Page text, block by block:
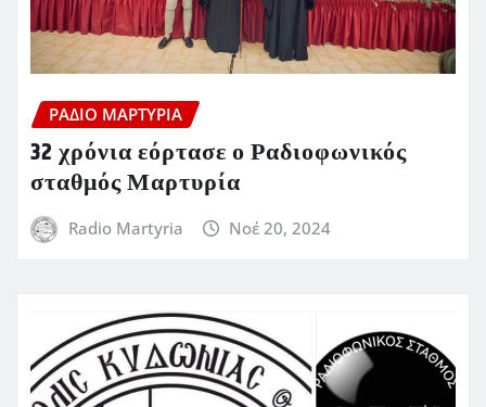
ΡΆΔΙΟ ΜΑΡΤΥΡΊΑ
32 χρόνια εόρτασε ο Ραδιοφωνικός
σταθμός Μαρτυρία
Radio Martyria Νοέ 20, 2024